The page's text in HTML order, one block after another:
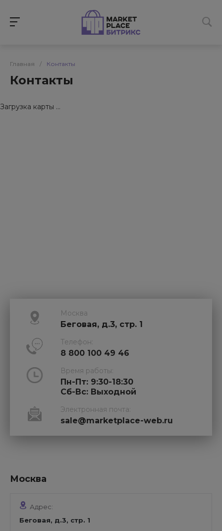
Главная / Контакты
Контакты
Загрузка карты ...
Москва
Беговая, д.3, стр. 1
Телефон:
8 800 100 49 46
Время работы:
Пн-Пт: 9:30-18:30
Cб-Вс: Выходной
Электронная почта:
sale@marketplace-web.ru
Москва
Адрес:
Беговая, д.3, стр. 1